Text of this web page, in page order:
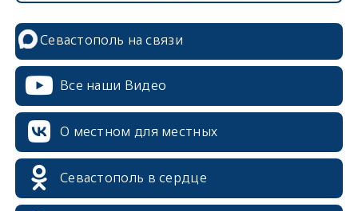
Севастополь на связи
Все наши Видео
О местном для местных
Севастополь в сердце